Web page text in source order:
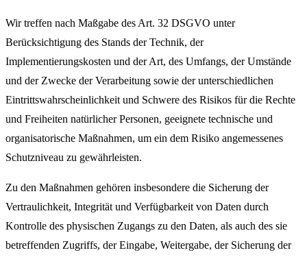
Wir treffen nach Maßgabe des Art. 32 DSGVO unter
Berücksichtigung des Stands der Technik, der
Implementierungskosten und der Art, des Umfangs, der Umstände
und der Zwecke der Verarbeitung sowie der unterschiedlichen
Eintrittswahrscheinlichkeit und Schwere des Risikos für die Rechte
und Freiheiten natürlicher Personen, geeignete technische und
organisatorische Maßnahmen, um ein dem Risiko angemessenes
Schutzniveau zu gewährleisten.
Zu den Maßnahmen gehören insbesondere die Sicherung der
Vertraulichkeit, Integrität und Verfügbarkeit von Daten durch
Kontrolle des physischen Zugangs zu den Daten, als auch des sie
betreffenden Zugriffs, der Eingabe, Weitergabe, der Sicherung der